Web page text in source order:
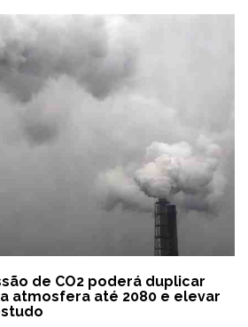
de CO2 poderá duplicar
atmosfera até 2080 e elevar